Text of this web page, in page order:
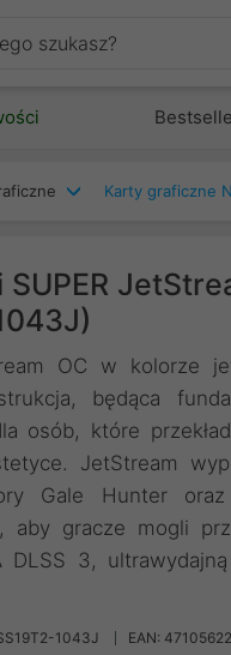
Karty graficzne
OC w kolorze
będąca
osób, które
JetStream
Gale Hunter
aby gracze mogli
DLSS 3,
1043J EAN: